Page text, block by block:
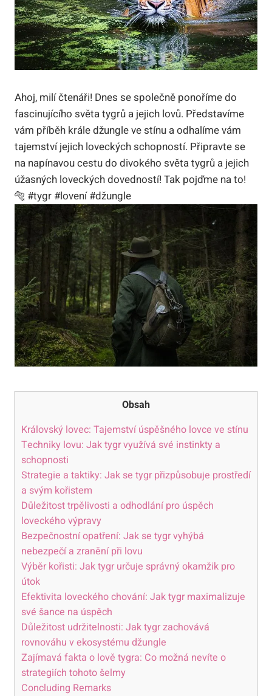
Ahoj, milí čtenáři! Dnes se společně ponoříme do
fascinujícího světa tygrů a jejich lovů. Představíme
vám příběh krále džungle ve stínu a odhalíme vám
tajemství jejich loveckých schopností. Připravte se
na napínavou cestu do divokého světa tygrů a jejich
úžasných loveckých dovedností! Tak pojďme na to!
🐅 #tygr #lovení #džungle
Obsah
Královský lovec: Tajemství úspěšného lovce ve stínu
Techniky lovu: Jak tygr využívá své instinkty a
schopnosti
Strategie a taktiky: Jak se tygr přizpůsobuje prostředí
a svým kořistem
Důležitost trpělivosti a odhodlání pro úspěch
loveckého výpravy
Bezpečnostní opatření: Jak se tygr vyhýbá
nebezpečí a zranění při lovu
Výběr kořisti: Jak tygr určuje správný okamžik pro
útok
Efektivita loveckého chování: Jak tygr maximalizuje
své šance na úspěch
Důležitost udržitelnosti: Jak tygr zachovává
rovnováhu v ekosystému džungle
Zajímavá fakta o lově tygra: Co možná nevíte o
strategiích tohoto šelmy
Concluding Remarks